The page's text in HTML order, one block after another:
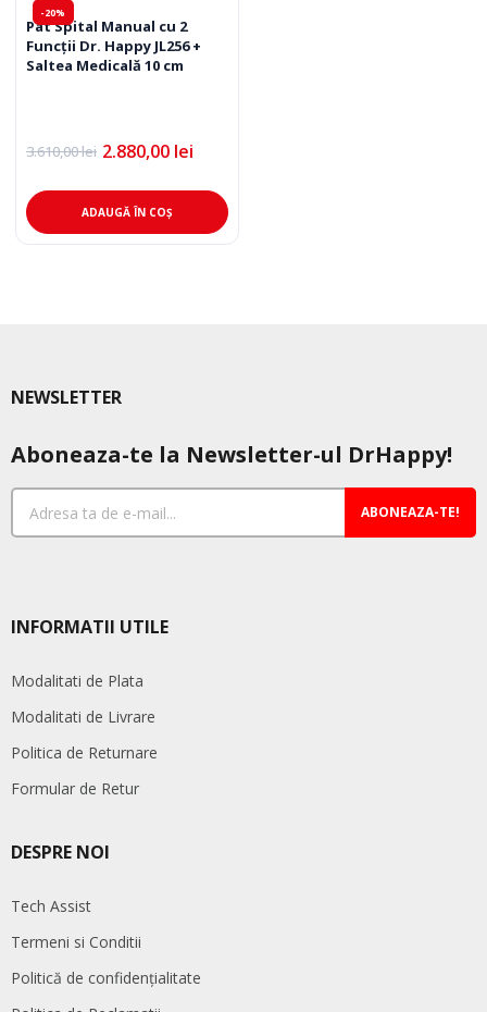
-20%
Pat Spital Manual cu 2
Funcții Dr. Happy JL256 +
Saltea Medicală 10 cm
3.610,00lei
Prețul
a
fost:
3.610,00 lei.
2.880,00 lei
Prețul
este:
2.880,00 lei.ADAUGĂ ÎN COȘ
NEWSLETTER
Aboneaza-te la Newsletter-ul DrHappy!
ABONEAZA-TE!
INFORMATII UTILE
Modalitati de Plata
Modalitati de Livrare
Politica de Returnare
Formular de Retur
DESPRE NOI
Tech Assist
Termeni si Conditii
Politică de confidențialitate